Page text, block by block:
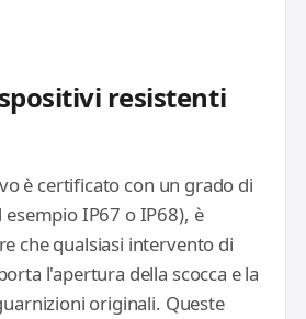
resistenti
è certificato con un grado di
IP67 o IP68), è
che qualsiasi intervento di
l'apertura della scocca e la
originali. Queste